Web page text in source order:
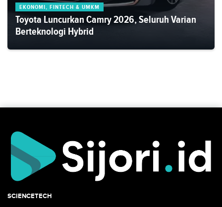
EKONOMI, FINTECH & UMKM
Toyota Luncurkan Camry 2026, Seluruh Varian
Berteknologi Hybrid
SCIENCETECH